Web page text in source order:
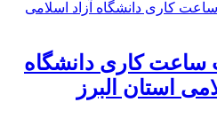
ساعت کاری دانشگاه
استان البرز